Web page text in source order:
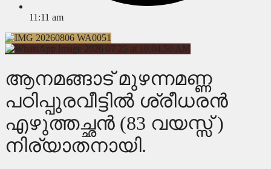
11:11 am
ആനമങ്ങാട് മുഴന്നമണ്ണ
പഠിപ്പുരവീട്ടിൽ ശ്രീധരൻ
എഴുത്തച്ഛൻ (83 വയസ്സ് )
നിര്യാതനായി.